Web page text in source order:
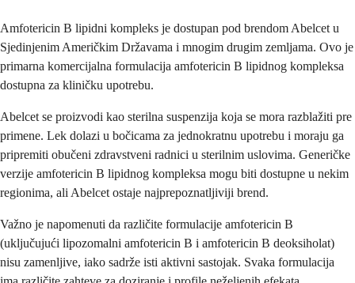
Amfotericin B lipidni kompleks je dostupan pod brendom Abelcet u
Sjedinjenim Američkim Državama i mnogim drugim zemljama. Ovo je
primarna komercijalna formulacija amfotericin B lipidnog kompleksa
dostupna za kliničku upotrebu.
Abelcet se proizvodi kao sterilna suspenzija koja se mora razblažiti pre
primene. Lek dolazi u bočicama za jednokratnu upotrebu i moraju ga
pripremiti obučeni zdravstveni radnici u sterilnim uslovima. Generičke
verzije amfotericin B lipidnog kompleksa mogu biti dostupne u nekim
regionima, ali Abelcet ostaje najprepoznatljiviji brend.
Važno je napomenuti da različite formulacije amfotericin B
(uključujući lipozomalni amfotericin B i amfotericin B deoksiholat)
nisu zamenljive, iako sadrže isti aktivni sastojak. Svaka formulacija